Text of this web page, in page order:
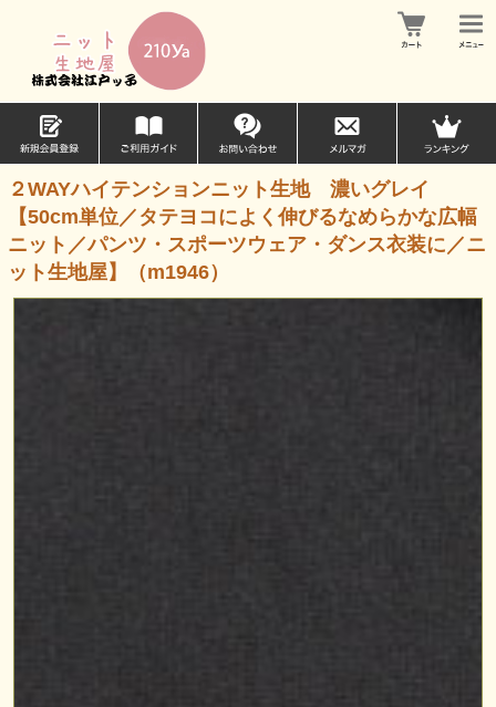
２WAYハイテンションニット生地 濃いグレイ
【50cm単位／タテヨコによく伸びるなめらかな広幅
ニット／パンツ・スポーツウェア・ダンス衣装に／ニ
ット生地屋】（m1946）